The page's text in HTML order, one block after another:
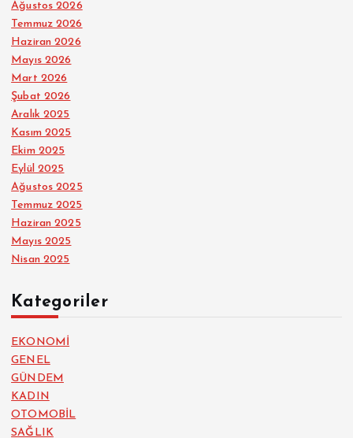
Ağustos 2026
Temmuz 2026
Haziran 2026
Mayıs 2026
Mart 2026
Şubat 2026
Aralık 2025
Kasım 2025
Ekim 2025
Eylül 2025
Ağustos 2025
Temmuz 2025
Haziran 2025
Mayıs 2025
Nisan 2025
Kategoriler
EKONOMİ
GENEL
GÜNDEM
KADIN
OTOMOBİL
SAĞLIK